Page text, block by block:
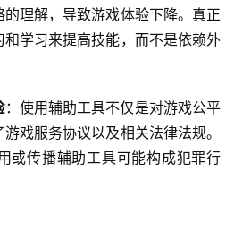
理解，导致游戏体验下降。真正
学习来提高技能，而不是依赖外
：使用辅助工具不仅是对游戏公平
戏服务协议以及相关法律法规。
或传播辅助工具可能构成犯罪行